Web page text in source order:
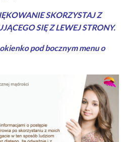
SKORZYSTAJ Z
SIĘ Z LEWEJ STRONY.
pod bocznym menu o